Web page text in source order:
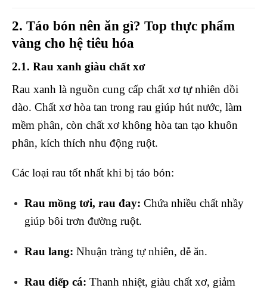
2. Táo bón nên ăn gì? Top thực phẩm
vàng cho hệ tiêu hóa
2.1. Rau xanh giàu chất xơ
Rau xanh là nguồn cung cấp chất xơ tự nhiên dồi
dào. Chất xơ hòa tan trong rau giúp hút nước, làm
mềm phân, còn chất xơ không hòa tan tạo khuôn
phân, kích thích nhu động ruột.
Các loại rau tốt nhất khi bị táo bón:
Rau mồng tơi, rau đay: Chứa nhiều chất nhầy
giúp bôi trơn đường ruột.
Rau lang: Nhuận tràng tự nhiên, dễ ăn.
Rau diếp cá: Thanh nhiệt, giàu chất xơ, giảm